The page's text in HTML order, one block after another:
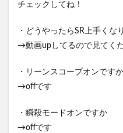
チェックしてね！
・どうやったらSR上手くな
→動画upしてるので見てく
・リーンスコープオンですか
→offです
・瞬殺モードオンですか
→offです